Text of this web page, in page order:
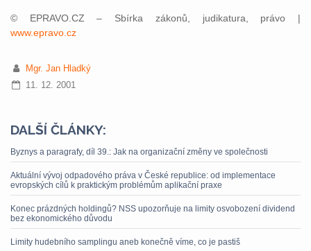
© EPRAVO.CZ – Sbírka zákonů, judikatura, právo |
www.epravo.cz
Mgr. Jan Hladký
11. 12. 2001
DALŠÍ ČLÁNKY:
Byznys a paragrafy, díl 39.: Jak na organizační změny ve společnosti
Aktuální vývoj odpadového práva v České republice: od implementace
evropských cílů k praktickým problémům aplikační praxe
Konec prázdných holdingů? NSS upozorňuje na limity osvobození dividend
bez ekonomického důvodu
Limity hudebního samplingu aneb konečně víme, co je pastiš